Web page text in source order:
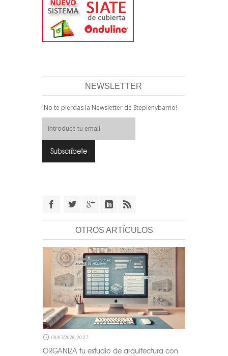
NEWSLETTER
!No te pierdas la Newsletter de Stepienybarno!
OTROS ARTÍCULOS
09/07/2026, 20:27
ORGANIZA tu estudio de arquitectura con